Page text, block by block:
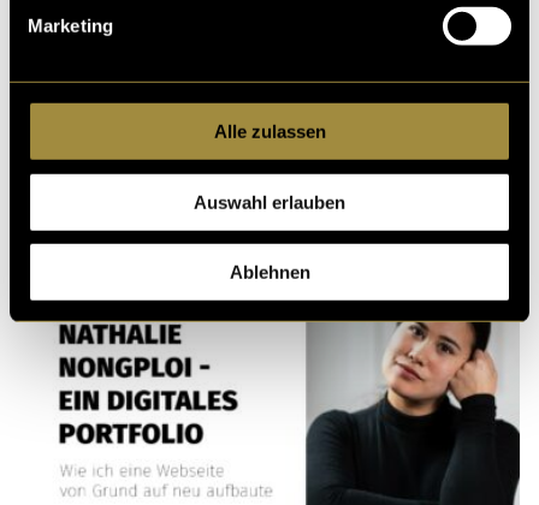
Marketing
Alle zulassen
Auswahl erlauben
Ablehnen